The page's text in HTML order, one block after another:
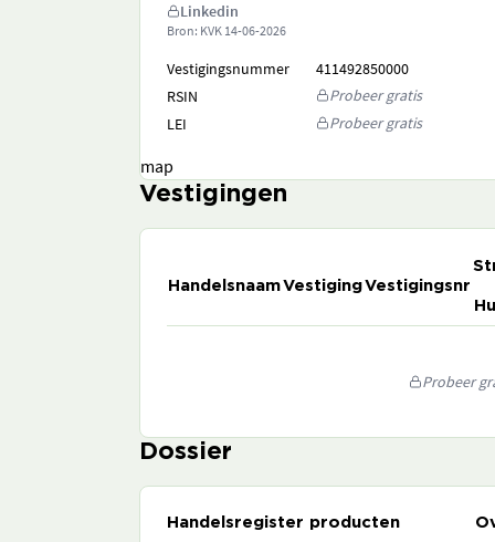
Linkedin
Bron: KVK 14-06-2026
Vestigingsnummer
411492850000
RSIN
Probeer gratis
LEI
Probeer gratis
map
Vestigingen
HandelsnaamVestigingVestigingsnr
Probeer
Dossier
Handelsregister producten